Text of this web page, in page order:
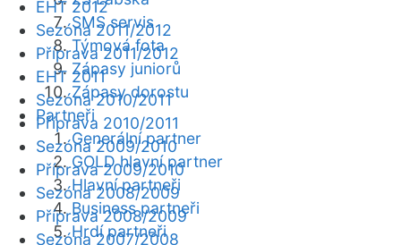
SMS servis
Týmová fota
Zápasy juniorů
Zápasy dorostu
Partneři
Generální partner
GOLD hlavní partner
Hlavní partneři
Business partneři
Hrdí partneři
EHT 2012
Sezóna 2011/2012
Příprava 2011/2012
EHT 2011
Sezóna 2010/2011
Příprava 2010/2011
Sezóna 2009/2010
Příprava 2009/2010
Sezóna 2008/2009
Příprava 2008/2009
Sezóna 2007/2008